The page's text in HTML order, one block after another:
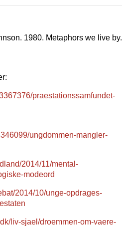
1980. Metaphors we live by.
praestationssamfundet-
ungdommen-mangler-
2014/11/mental-
modeord
2014/10/unge-opdrages-
liv-sjael/droemmen-om-vaere-